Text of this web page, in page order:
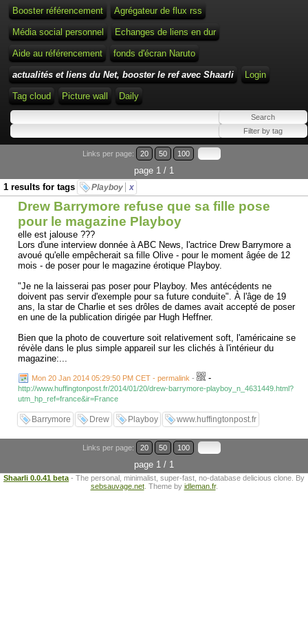
Booster référencement Agrégateur de flux rss
Média social personnel Echanges de liens en dur
Aide au référencement fonds d'écran Naruto
actualités et liens du Net, booster le ref avec Shaarli Login
Tag cloud Picture wall Daily
Links per page: 20 50 100
page 1 / 1
1 results for tags
Playboy x
Drew Barrymore refuse que sa fille pose
pour le magazine Playboy
elle est jalouse ???
Lors d'une interview donnée à ABC News, l'actrice Drew Barrymore a
avoué qu'elle empêcherait sa fille Olive - pour le moment âgée de 12
mois - de poser pour le magazine érotique Playboy.
"Je ne la laisserai pas poser pour Playboy. Mes antécédents ne
doivent pas servir d'exemple pour sa future conduite". À l'âge de 19
ans, la star de Charlie et ses drôles de dames avait accepté de poser
en une de la publication dirigée par Hugh Heffner.
Bien que la photo de couverture soit relativement soft, l'américaine se
révèle dans le plus simple appareil sur les clichés à l'intérieur du
magazine:...
Mon 20 Jan 2014 05:29:50 PM CET - permalink - -
http://www.huffingtonpost.fr/2014/01/20/drew-barrymore-playboy_n_4631449.html?
utm_hp_ref=france&ir=France
Barrymore Drew Playboy www.huffingtonpost.fr
Links per page: 20 50 100
page 1 / 1
Shaarli 0.0.41 beta - The personal, minimalist, super-fast, no-database delicious clone. By
sebsauvage.net. Theme by idleman.fr.